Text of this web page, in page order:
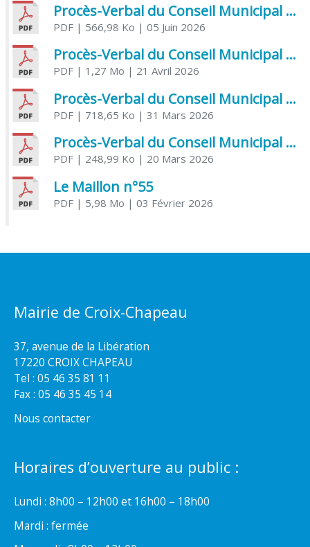
Procès-Verbal du Conseil Municipal du 5 juin 2026
PDF| 566,98 Ko | 05 Juin 2026
Procès-Verbal du Conseil Municipal du 21 avril 2026
PDF| 1,27 Mo | 21 Avril 2026
Procès-Verbal du Conseil Municipal du 31 mars 2026
PDF| 718,65 Ko | 31 Mars 2026
Procès-Verbal du Conseil Municipal du 20 mars 2026
PDF| 248,99 Ko | 20 Mars 2026
Le Maillon n°55
PDF| 5,98 Mo | 03 Février 2026
Mairie de Croix-Chapeau
37, avenue de la Libération
17220 CROIX CHAPEAU
Tel : 05 46 35 81 11
Fax : 05 46 35 45 14
Nous contacter
Horaires d’ouverture au public :
Lundi : 8h00 – 12h00 et 16h00 – 18h00
Mardi : fermée